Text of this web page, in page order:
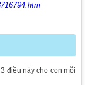
điều này cho con mỗi